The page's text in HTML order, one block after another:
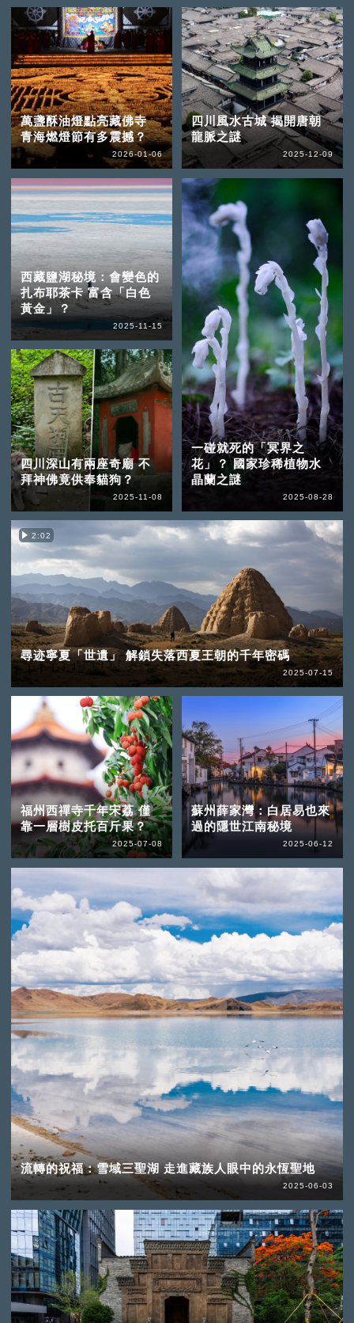
萬盞酥油燈點亮藏佛寺
青海燃燈節有多震撼？
2026-01-06
四川風水古城 揭開唐朝
龍脈之謎
2025-12-09
西藏鹽湖秘境：會變色的
扎布耶茶卡 富含「白色
黃金」？
2025-11-15
四川深山有兩座奇廟 不
拜神佛竟供奉貓狗？
2025-11-08
一碰就死的「冥界之
花」？ 國家珍稀植物水
晶蘭之謎
2025-08-28
2:02
尋迹寧夏「世遺」 解鎖失落西夏王朝的千年密碼
2025-07-15
福州西禪寺千年宋荔 僅
靠一層樹皮托百斤果？
2025-07-08
蘇州薛家灣：白居易也來
過的隱世江南秘境
2025-06-12
流轉的祝福：雪域三聖湖 走進藏族人眼中的永恆聖地
2025-06-03